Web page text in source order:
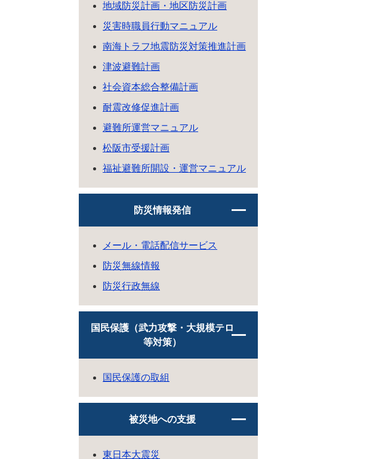
地域防災計画・地区防災計画
災害時職員行動マニュアル
南海トラフ地震防災対策推進計画
津波避難計画
社会資本総合整備計画
耐震改修促進計画
避難所運営マニュアル
松阪市受援計画
福祉避難所開設・運営マニュアル
防災情報発信
メール・電話配信サービス
防災無線情報
防災行政無線
国民保護（武力攻撃・大規模テロ
等対策）
国民保護の取組
被災地への支援
東日本大震災